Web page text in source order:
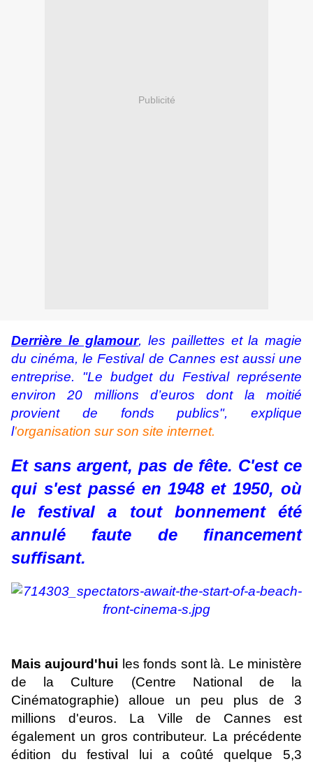
Publicité
Derrière le glamour, les paillettes et la magie
du cinéma, le Festival de Cannes est aussi une
entreprise. "Le budget du Festival représente
environ 20 millions d’euros dont la moitié
provient de fonds publics", explique
l'organisation sur son site internet.
Et sans argent, pas de fête. C'est ce
qui s'est passé en 1948 et 1950, où
le festival a tout bonnement été
annulé faute de financement
suffisant.
Mais aujourd'hui les fonds sont là. Le ministère
de la Culture (Centre National de la
Cinématographie) alloue un peu plus de 3
millions d'euros. La Ville de Cannes est
également un gros contributeur. La précédente
édition du festival lui a coûté quelque 5,3